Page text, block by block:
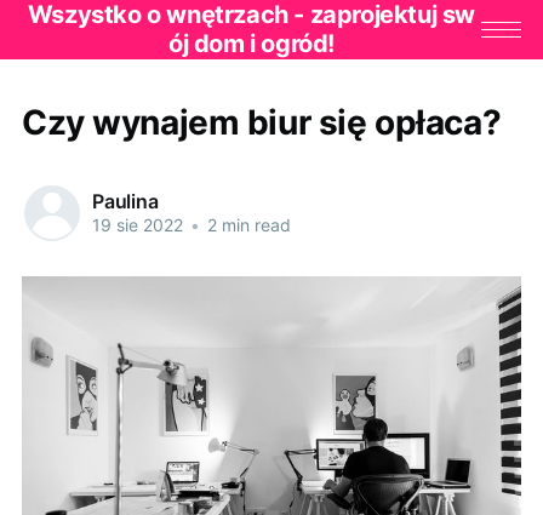
Wszystko o wnętrzach - zaprojektuj sw
ój dom i ogród!
Czy wynajem biur się opłaca?
Paulina
19 sie 2022 • 2 min read